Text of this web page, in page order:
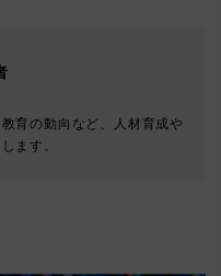
育の動向など、人材育成や
ます。